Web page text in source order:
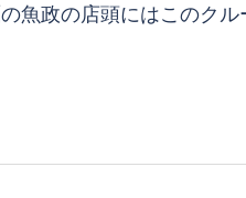
魚政の店頭にはこのクル